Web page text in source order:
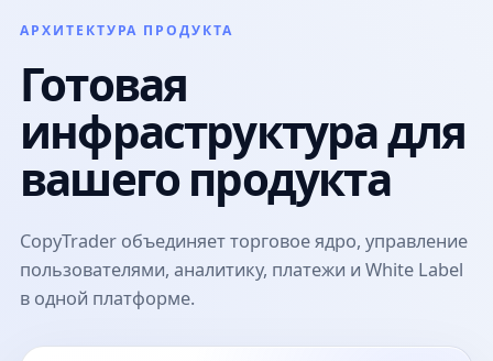
АРХИТЕКТУРА ПРОДУКТА
Готовая
инфраструктура для
вашего продукта
CopyTrader объединяет торговое ядро, управление
пользователями, аналитику, платежи и White Label
в одной платформе.